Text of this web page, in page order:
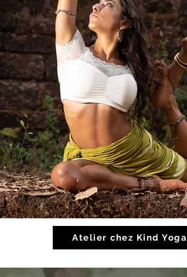
Atelier chez Kind Yoga